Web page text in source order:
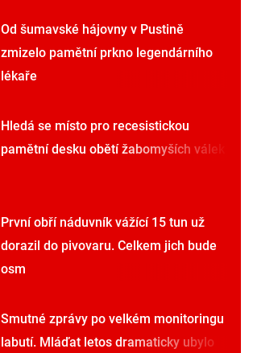
Od šumavské hájovny v Pustině
zmizelo pamětní prkno legendárního
lékaře
Hledá se místo pro recesistickou
pamětní desku obětí žabomyších válek
První obří náduvník vážící 15 tun už
dorazil do pivovaru. Celkem jich bude
osm
Smutné zprávy po velkém monitoringu
labutí. Mláďat letos dramaticky ubylo